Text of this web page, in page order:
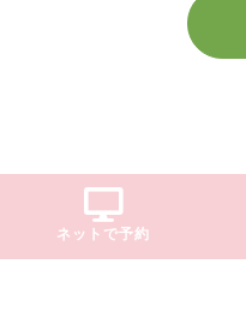
ネットで予約